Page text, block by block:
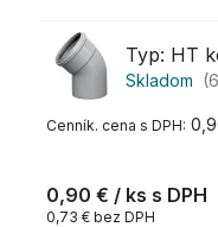
Typ: HT
Skladom
0,90 € / ks
0,73 € bez DPH